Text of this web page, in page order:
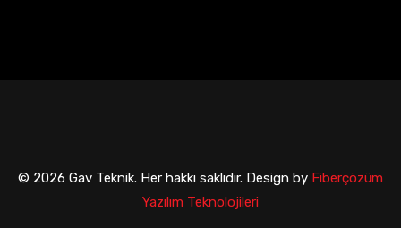
© 2026 Gav Teknik. Her hakkı saklıdır. Design by Fiberçözüm
Yazılım Teknolojileri